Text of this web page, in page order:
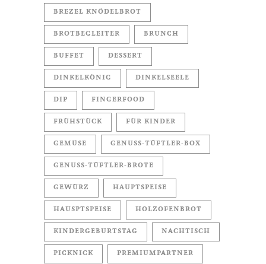
BREZEL KNÖDELBROT
BROTBEGLEITER BRUNCH
BUFFET DESSERT
DINKELKÖNIG DINKELSEELE
DIP FINGERFOOD
FRÜHSTÜCK FÜR KINDER
GEMÜSE GENUSS-TÜFTLER-BOX
GENUSS-TÜFTLER-BROTE
GEWÜRZ HAUPTSPEISE
HAUSPTSPEISE HOLZOFENBROT
KINDERGEBURTSTAG NACHTISCH
PICKNICK PREMIUMPARTNER